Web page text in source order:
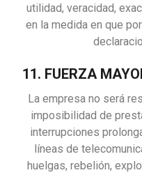
utilidad, veracidad,
en la medida en que
11. FUERZA
La empresa no será
imposibilidad de
interrupciones
líneas de
huelgas, rebelión,